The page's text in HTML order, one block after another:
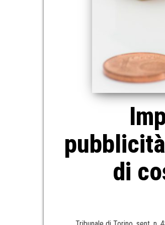
di